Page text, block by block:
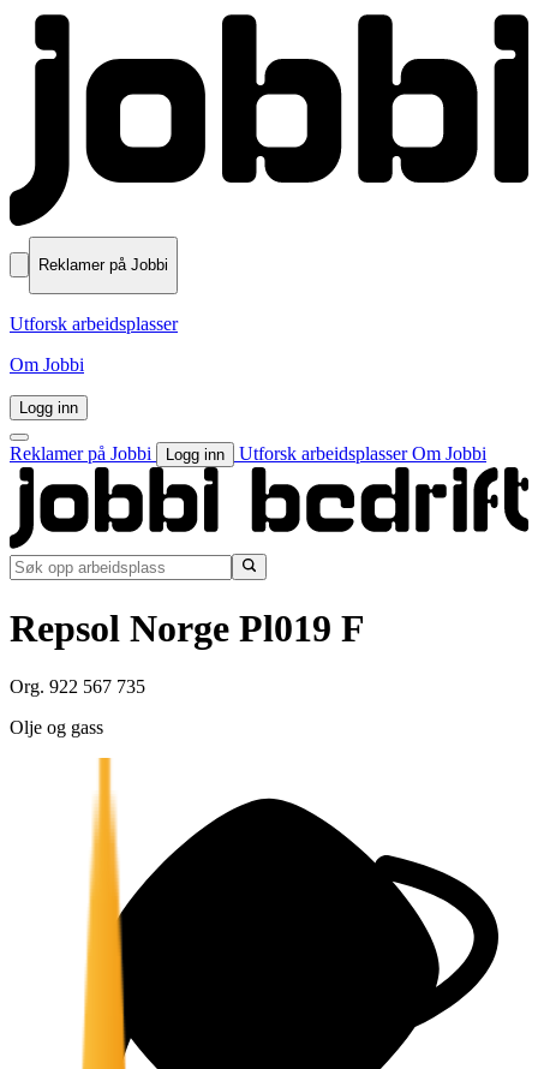
Reklamer på Jobbi
Utforsk arbeidsplasser
Om Jobbi
Logg inn
Reklamer på Jobbi Logg inn Utforsk arbeidsplasserOm Jobbi
Repsol Norge Pl019 F
Org. 922 567 735
Olje og gass